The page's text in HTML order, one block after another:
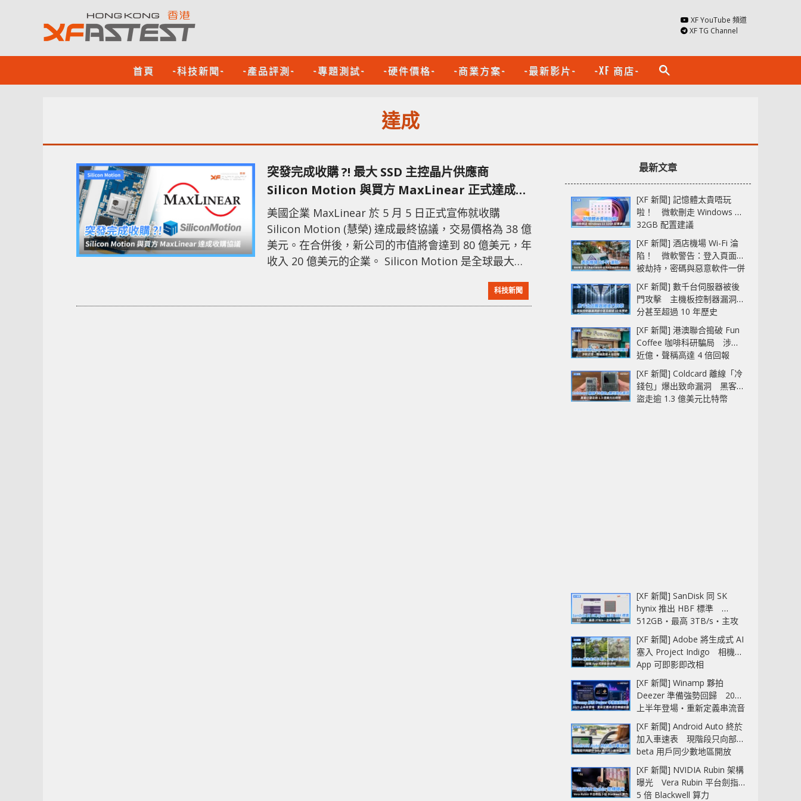
XF YouTube 頻道
XF TG Channel
首頁 -科技新聞- -產品評測- -專題測試- -硬件價格- -商業方案- -最新影片- -XF 商店- search
達成
突發完成收購 ?! 最大 SSD 主控晶片供應商
Silicon Motion 與買方 MaxLinear 正式達成收
購協議
美國企業 MaxLinear 於 5 月 5 日正式宣佈就收購
Silicon Motion (慧榮) 達成最終協議，交易價格為 38 億
美元。在合併後，新公司的市值將會達到 80 億美元，年
收入 20 億美元的企業。 Silicon Motion 是全球最大的
洲首個於納斯達克交易所掛牌的 IC 設計公司。而於 4 月
底，Silicon Motion 才剛傳出有意出售，而在僅半個月
科技新聞
最新文章
[XF 新聞] 記憶體太貴唔玩
啦！ 微軟刪走 Windows 11
32GB 配置建議
[XF 新聞] 酒店機場 Wi-Fi 淪
陷！ 微軟警告：登入頁面可
被劫持，密碼與惡意軟件一併
中招
[XF 新聞] 數千台伺服器被後
門攻擊 主機板控制器漏洞部
分甚至超過 10 年歷史
[XF 新聞] 港澳聯合搗破 Fun
Coffee 咖啡科研騙局 涉款
近億‧聲稱高達 4 倍回報
[XF 新聞] Coldcard 離線「冷
錢包」爆出致命漏洞 黑客已
盜走逾 1.3 億美元比特幣
[XF 新聞] SanDisk 同 SK
hynix 推出 HBF 標準
512GB‧最高 3TB/s‧主攻
AI 記憶體
[XF 新聞] Adobe 將生成式 AI
塞入 Project Indigo 相機
App 可即影即改相
[XF 新聞] Winamp 夥拍
Deezer 準備強勢回歸 2027
上半年登場‧重新定義串流音
樂播放器
[XF 新聞] Android Auto 終於
加入車速表 現階段只向部分
beta 用戶同少數地區開放
[XF 新聞] NVIDIA Rubin 架構
曝光 Vera Rubin 平台劍指
5 倍 Blackwell 算力